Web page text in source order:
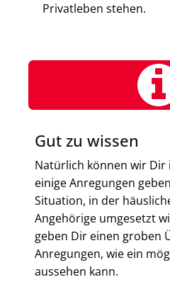
Privatleben stehen.
Gut zu wissen
Natürlich können wir
einige Anregungen
Situation, in der
Angehörige umgesetzt
geben Dir einen groben
Anregungen, wie ein
aussehen kann.